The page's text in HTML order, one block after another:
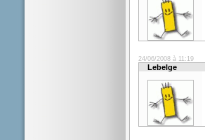
24/06/2008 à 11:19
Lebelge